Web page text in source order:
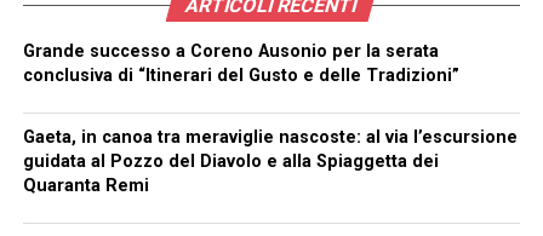
ARTICOLI RECENTI
Grande successo a Coreno Ausonio per la serata
conclusiva di “Itinerari del Gusto e delle Tradizioni”
Gaeta, in canoa tra meraviglie nascoste: al via l’escursione
guidata al Pozzo del Diavolo e alla Spiaggetta dei
Quaranta Remi